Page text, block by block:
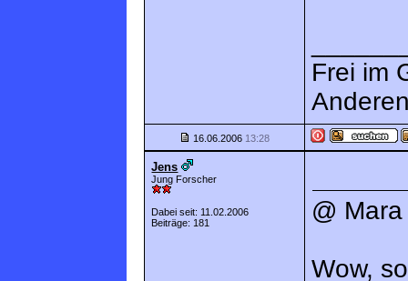
Frei im
16.06.2006 13:28
Jens
Jung Forscher
Dabei seit: 11.02.2006
Beiträge: 181
@ Mara
Wow,